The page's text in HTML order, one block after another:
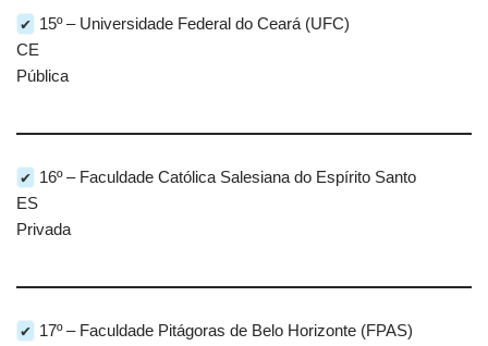
✔ 15º – Universidade Federal do Ceará (UFC)
CE
Pública
✔ 16º – Faculdade Católica Salesiana do Espírito Santo
ES
Privada
✔ 17º – Faculdade Pitágoras de Belo Horizonte (FPAS)